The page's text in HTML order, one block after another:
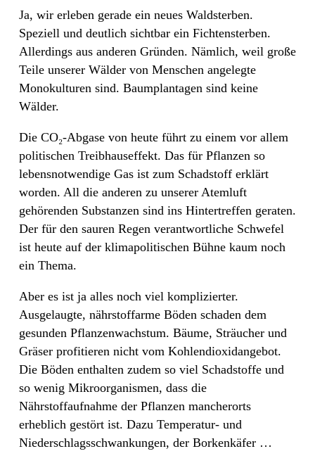
Ja, wir erleben gerade ein neues Waldsterben.
Speziell und deutlich sichtbar ein Fichtensterben.
Allerdings aus anderen Gründen. Nämlich, weil große
Teile unserer Wälder von Menschen angelegte
Monokulturen sind. Baumplantagen sind keine
Wälder.
Die CO₂-Abgase von heute führt zu einem vor allem
politischen Treibhauseffekt. Das für Pflanzen so
lebensnotwendige Gas ist zum Schadstoff erklärt
worden. All die anderen zu unserer Atemluft
gehörenden Substanzen sind ins Hintertreffen geraten.
Der für den sauren Regen verantwortliche Schwefel
ist heute auf der klimapolitischen Bühne kaum noch
ein Thema.
Aber es ist ja alles noch viel komplizierter.
Ausgelaugte, nährstoffarme Böden schaden dem
gesunden Pflanzenwachstum. Bäume, Sträucher und
Gräser profitieren nicht vom Kohlendioxidangebot.
Die Böden enthalten zudem so viel Schadstoffe und
so wenig Mikroorganismen, dass die
Nährstoffaufnahme der Pflanzen mancherorts
erheblich gestört ist. Dazu Temperatur- und
Niederschlagsschwankungen, der Borkenkäfer …